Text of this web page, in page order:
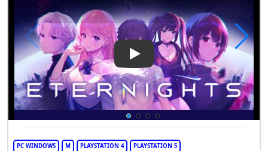
Play Video: Eternights
PC WINDOWS M PLAYSTATION 4 PLAYSTATION 5